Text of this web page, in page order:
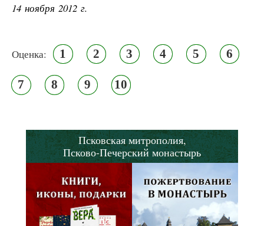
14 ноября 2012 г.
Оценка: 1 2 3 4 5 6
7 8 9 10
Псковская митрополия,
Псково-Печерский монастырь